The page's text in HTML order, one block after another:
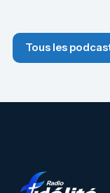
Tous les